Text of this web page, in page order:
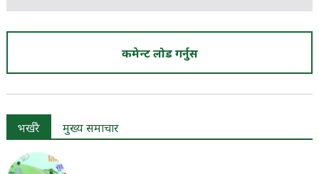
कमेन्ट लोड गर्नुस
भर्खरै मुख्य समाचार